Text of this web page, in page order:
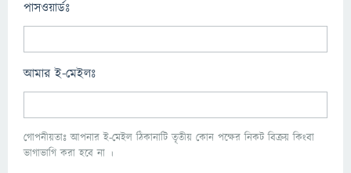
পাসওয়ার্ডঃ
আমার ই-মেইলঃ
গোপনীয়তাঃ আপনার ই-মেইল ঠিকানাটি তৃতীয় কোন পক্ষের নিকট বিক্রয় কিংবা
ভাগাভাগি করা হবে না ।